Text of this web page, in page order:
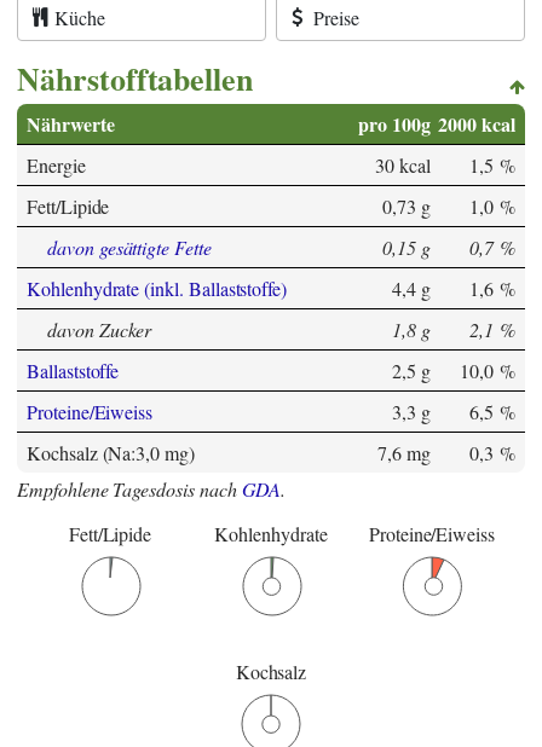
Küche Preise
Nährstofftabellen
Nährwerte pro 100g 2000 kcal
Energie 30 kcal
1,5 %
Fett/Lipide
0,73 g
1,0 %
davon gesättigte Fette
0,15 g
0,7 %
Kohlenhydrate (inkl. Ballaststoffe)
4,4 g
1,6 %
davon Zucker
1,8 g
2,1 %
Ballaststoffe
2,5 g
10,0 %
Proteine/Eiweiss
3,3 g
6,5 %
Kochsalz (Na:3,0 mg)
7,6 mg
0,3 %
Empfohlene Tagesdosis nachGDA.
Fett/Lipide
Kohlenhydrate Proteine/Eiweiss
Kochsalz